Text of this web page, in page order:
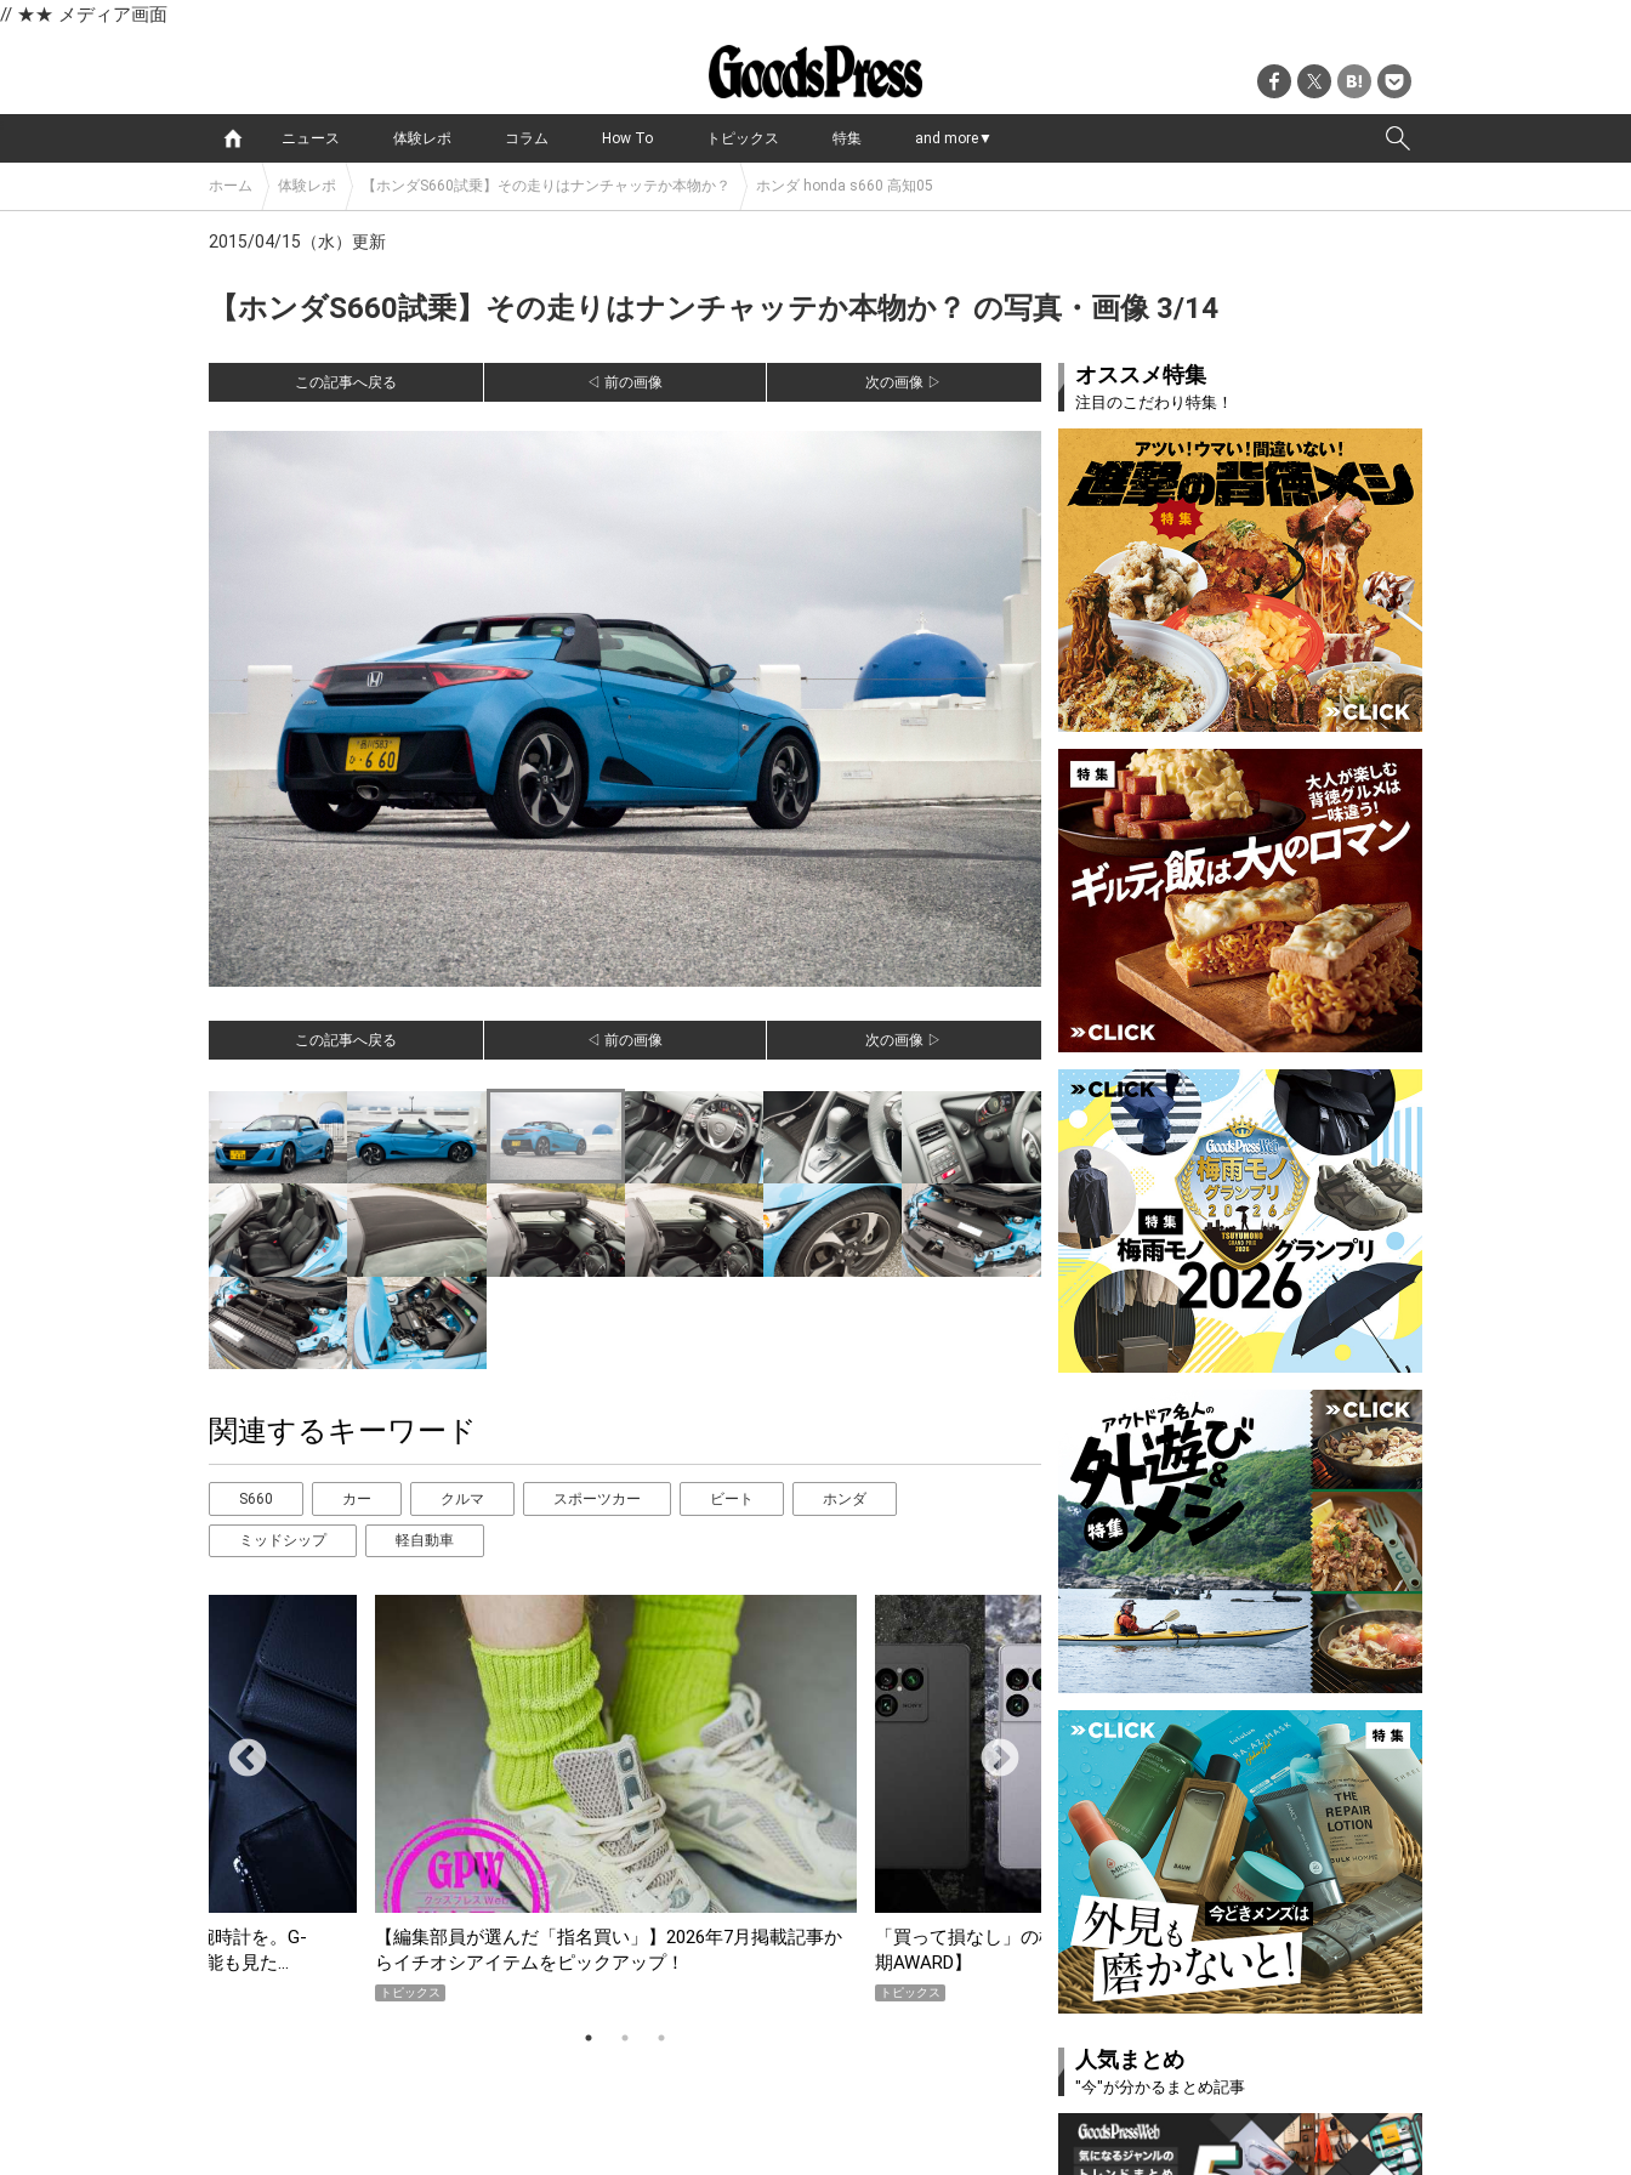
// ★★ メディア画面
ニュース 体験レポ コラム How To トピックス 特集 and more▼
ホーム 体験レポ 【ホンダS660試乗】その走りはナンチャッテか本物か？ ホンダ honda s660 高知05
2015/04/15（水）更新
【ホンダS660試乗】その走りはナンチャッテか本物か？ の写真・画像 3/14
この記事へ戻る ◁ 前の画像 次の画像 ▷
この記事へ戻る ◁ 前の画像 次の画像 ▷
関連するキーワード
S660 カー クルマ スポーツカー ビート ホンダ
ミッドシップ 軽自動車
だ「指名買い」】2026年7月掲載記事か
「買って損なし」の極上スマホ5選【GoodsPress 2026上半
期AWARD】
トピックス
薄着になる季節の夏こそ“映える”タフな腕時計を。G-
SHOCK「GRAVITYMASTER」は本当に機能も見た…
PR
【編集部員が選んだ「指名買
らイチオシアイテムをピック
トピックス
オススメ特集
注目のこだわり特集！
人気まとめ
"今"が分かるまとめ記事